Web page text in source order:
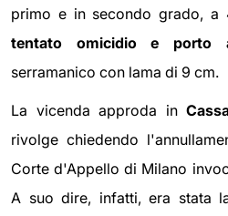
primo e in secondo grado, a
tentato omicidio e porto
serramanico con lama di 9 cm.
La vicenda approda in
rivolge chiedendo
Corte d'Appello di Milano
A suo dire, infatti, era stata